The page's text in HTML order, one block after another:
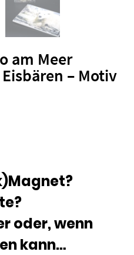
am Meer
– Motiv
oder, wenn
kann…